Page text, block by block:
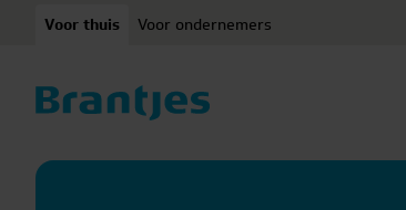
Ga naar content
Voor thuis Voor ondernemers